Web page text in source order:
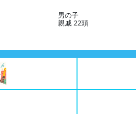
男の子
親戚 22頭